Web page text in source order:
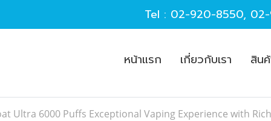
Tel : 02-920-8550,
หน้าแรก เกี่ยวกับเรา สิน
Ultra 6000 Puffs Exceptional Vaping Experience with